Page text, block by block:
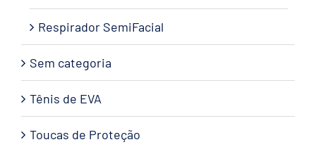
Respirador SemiFacial
Sem categoria
Tênis de EVA
Toucas de Proteção